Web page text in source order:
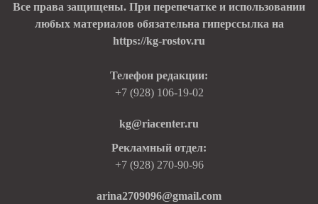
Все права защищены. При перепечатке и использовании
любых материалов обязательна гиперссылка на
https://kg-rostov.ru
Телефон редакции:
+7 (928) 106-19-02
kg@riacenter.ru
Рекламный отдел:
+7 (928) 270-90-96
arina2709096@gmail.com